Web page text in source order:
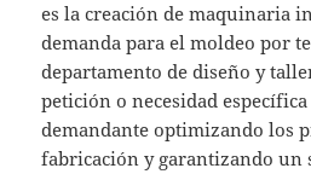
es la creación de maquinaria
demanda para el moldeo por
departamento de diseño y
petición o necesidad
demandante optimizando los
fabricación y garantizando un